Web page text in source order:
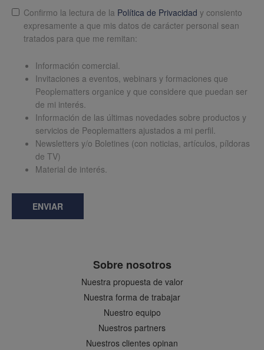
LopdConfirmo la lectura de la Política de Privacidad y consiento
expresamente a que mis datos de carácter personal sean
tratados para que me remitan:
Información comercial.
Invitaciones a eventos, webinars y formaciones que
Peoplematters organice y que considere que puedan ser
de mi interés.
Información de las últimas novedades sobre productos y
servicios de Peoplematters ajustados a mi perfil.
Newsletters y/o Boletines (con noticias, artículos, píldoras
de TV)
Material de interés.
ENVIAR
Sobre nosotros
Nuestra propuesta de valor
Nuestra forma de trabajar
Nuestro equipo
Nuestros partners
Nuestros clientes opinan